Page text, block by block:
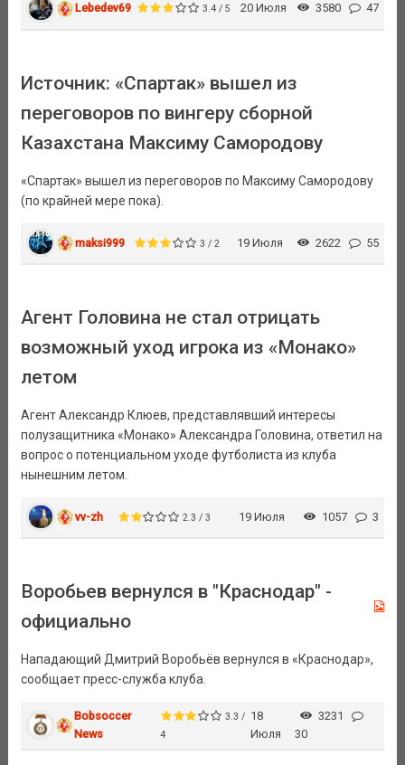
Lebedev69 3.4 / 5 20 Июля 3580 47
Источник: «Спартак» вышел из
переговоров по вингеру сборной
Казахстана Максиму Самородову
«Спартак» вышел из переговоров по Максиму Самородову
(по крайней мере пока).
maksi999 3 / 2 19 Июля 2622 55
Агент Головина не стал отрицать
возможный уход игрока из «Монако»
летом
Агент Александр Клюев, представлявший интересы
полузащитника «Монако» Александра Головина, ответил на
вопрос о потенциальном уходе футболиста из клуба
нынешним летом.
vv-zh 2.3 / 3 19 Июля 1057 3
Воробьев вернулся в "Краснодар" -
официально
Нападающий Дмитрий Воробьёв вернулся в «Краснодар»,
сообщает пресс-служба клуба.
Bobsoccer
News
3.3 /
4
18
Июля
3231
30